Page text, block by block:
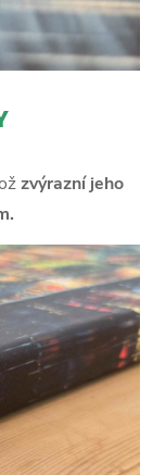
zvýrazní jeho